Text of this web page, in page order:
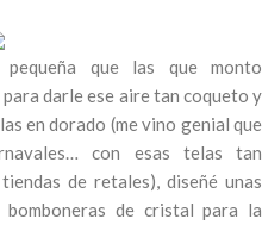
que las que monto
darle ese aire tan coqueto y
en dorado (me vino genial que
con esas telas tan
de retales), diseñé unas
de cristal para la